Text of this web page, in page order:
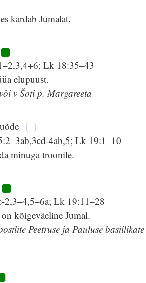
kardab Jumalat.
Lk 18:35–43
elupuust.
v Šoti p. Margareeta
4ab,5; Lk 19:1–10
minuga troonile.
2,3–4,5–6a; Lk 19:11–28
kõigeväeline Jumal.
Peetruse ja Pauluse basiilikate